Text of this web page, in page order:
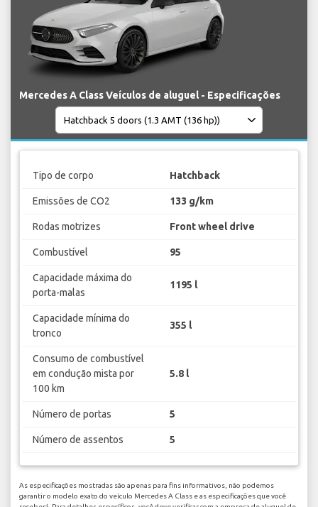
Mercedes A Class Veículos de aluguel - Especificações
Tipo de corpo Hatchback
Emissões de CO2 133 g/km
Rodas motrizes Front wheel drive
Combustível 95
Capacidade máxima do
porta-malas
1195 l
Capacidade mínima do
tronco
355 l
Consumo de combustível
em condução mista por
100 km
5.8 l
Número de portas 5
Número de assentos 5
As especificações mostradas são apenas para fins informativos, não podemos
garantir o modelo exato do veículo Mercedes A Class e as especificações que você